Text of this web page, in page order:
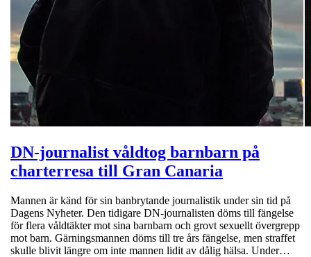
DN-journalist våldtog barnbarn på
charterresa till Gran Canaria
Mannen är känd för sin banbrytande journalistik under sin tid på
Dagens Nyheter. Den tidigare DN-journalisten döms till fängelse
för flera våldtäkter mot sina barnbarn och grovt sexuellt övergrepp
mot barn. Gärningsmannen döms till tre års fängelse, men straffet
skulle blivit längre om inte mannen lidit av dålig hälsa. Under…